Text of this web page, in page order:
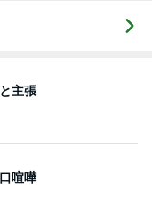
主張
喧嘩